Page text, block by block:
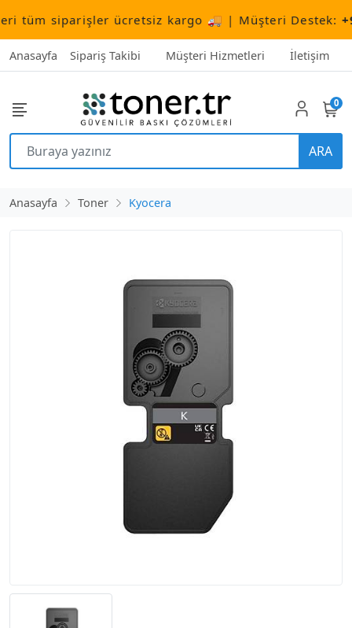
siparişler ücretsiz kargo 🚚 | Müşteri Destek:+90
Anasayfa Sipariş Takibi Müşteri Hizmetleri İletişim
ARA
0
Anasayfa Toner Kyocera